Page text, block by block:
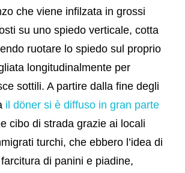
che viene infilzata in grossi
su uno spiedo verticale, cotta
ruotare lo spiedo sul proprio
longitudinalmente per
sottili. A partire dalla fine degli
il döner si è diffuso in gran parte
cibo di strada grazie ai locali
turchi, che ebbero l’idea di
di panini e piadine,